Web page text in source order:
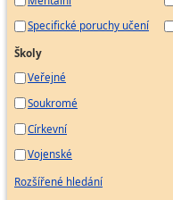
Specifické poruchy učení
Školy
Veřejné
Soukromé
Církevní
Vojenské
Rozšířené hledání